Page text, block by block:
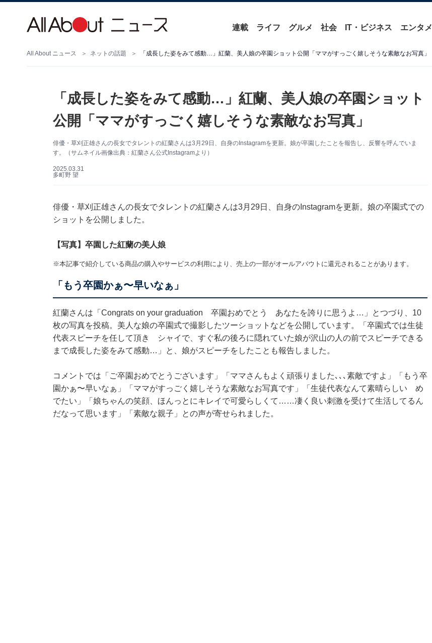
連載 ライフ グルメ 社会 IT・ビジネス エンタメ
All About ニュース ネットの話題 「成長した姿をみて感動…」紅蘭、美人娘の卒園ショット公開「ママがすっごく嬉しそうな素敵なお写真」
「成長した姿をみて感動…」紅蘭、美人娘の卒園ショット
公開「ママがすっごく嬉しそうな素敵なお写真」
俳優・草刈正雄さんの長女でタレントの紅蘭さんは3月29日、自身のInstagramを更新。娘が卒園したことを報告し、反響を呼んでいま
す。（サムネイル画像出典：紅蘭さん公式Instagramより）
2025.03.31
多町野 望
俳優・草刈正雄さんの長女でタレントの紅蘭さんは3月29日、自身のInstagramを更新。娘の卒園式での
ショットを公開しました。
【写真】卒園した紅蘭の美人娘
※本記事で紹介している商品の購入やサービスの利用により、売上の一部がオールアバウトに還元されることがあります。
「もう卒園かぁ〜早いなぁ」
紅蘭さんは「Congrats on your graduation 卒園おめでとう あなたを誇りに思うよ…」とつづり、10
枚の写真を投稿。美人な娘の卒園式で撮影したツーショットなどを公開しています。「卒園式では生徒
代表スピーチを任して頂き シャイで、すぐ私の後ろに隠れていた娘が沢山の人の前でスピーチできる
まで成長した姿をみて感動…」と、娘がスピーチをしたことも報告しました。
コメントでは「ご卒園おめでとうございます」「ママさんもよく頑張りました､､､素敵ですよ」「もう卒
園かぁ〜早いなぁ」「ママがすっごく嬉しそうな素敵なお写真です」「生徒代表なんて素晴らしい め
でたい」「娘ちゃんの笑顔、ほんっとにキレイで可愛らしくて……凄く良い刺激を受けて生活してるん
だなって思います」「素敵な親子」との声が寄せられました。